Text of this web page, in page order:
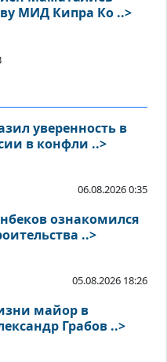
МИД Кипра Ко ..>
уверенность в
в конфли ..>
06.08.2026 0:35
ознакомился
..>
05.08.2026 18:26
майор в
Грабов ..>